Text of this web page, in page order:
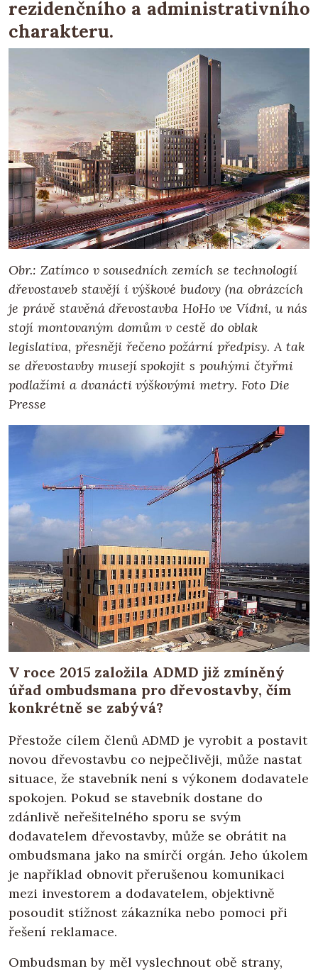
rezidenčního a administrativního
charakteru.
Obr.: Zatímco v sousedních zemích se technologií
dřevostaveb stavějí i výškové budovy (na obrázcích
je právě stavěná dřevostavba HoHo ve Vídni, u nás
stojí montovaným domům v cestě do oblak
legislativa, přesněji řečeno požární předpisy. A tak
se dřevostavby musejí spokojit s pouhými čtyřmi
podlažími a dvanácti výškovými metry. Foto Die
Presse
V roce 2015 založila ADMD již zmíněný
úřad ombudsmana pro dřevostavby, čím
konkrétně se zabývá?
Přestože cílem členů ADMD je vyrobit a postavit
novou dřevostavbu co nejpečlivěji, může nastat
situace, že stavebník není s výkonem dodavatele
spokojen. Pokud se stavebník dostane do
zdánlivě neřešitelného sporu se svým
dodavatelem dřevostavby, může se obrátit na
ombudsmana jako na smírčí orgán. Jeho úkolem
je například obnovit přerušenou komunikaci
mezi investorem a dodavatelem, objektivně
posoudit stížnost zákazníka nebo pomoci při
řešení reklamace.
Ombudsman by měl vyslechnout obě strany,